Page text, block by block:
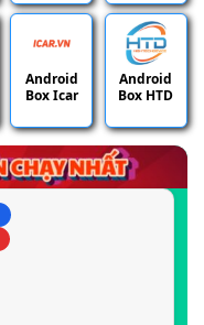
Android
Box Icar
Android
Box HTD